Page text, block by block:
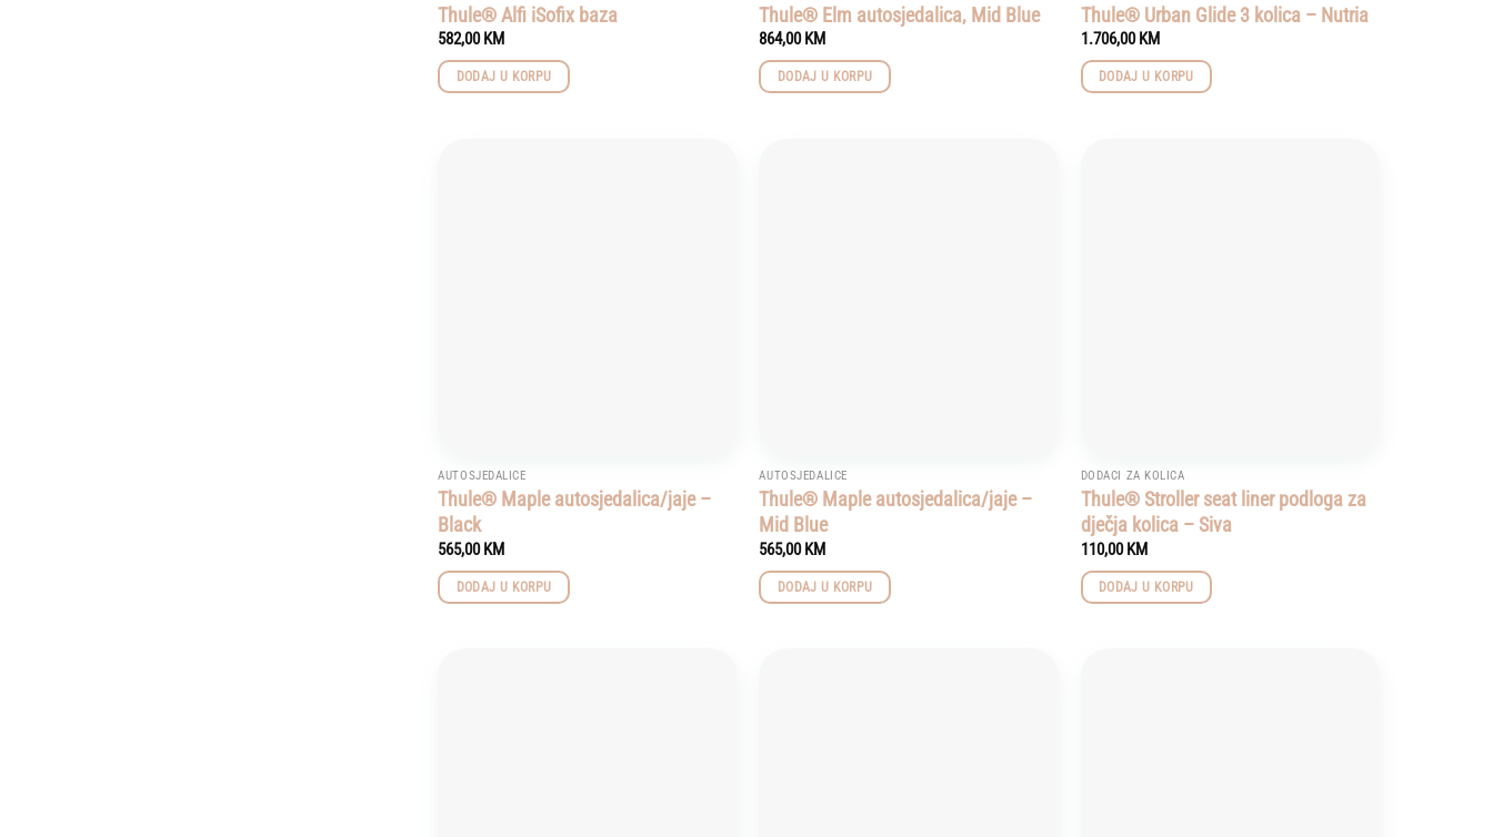
Thule® Alfi iSofix baza
582,00KM
DODAJ U KORPU
Thule® Elm autosjedalica, Mid Blue
864,00KM
DODAJ U KORPU
Thule® Urban Glide 3 kolica – Nutria
1.706,00KM
DODAJ U KORPU
AUTOSJEDALICE
Thule® Maple autosjedalica/jaje –
Black
565,00KM
DODAJ U KORPU
AUTOSJEDALICE
Thule® Maple autosjedalica/jaje –
Mid Blue
565,00KM
DODAJ U KORPU
DODACI ZA KOLICA
Thule® Stroller seat liner podloga za
dječja kolica – Siva
110,00KM
DODAJ U KORPU